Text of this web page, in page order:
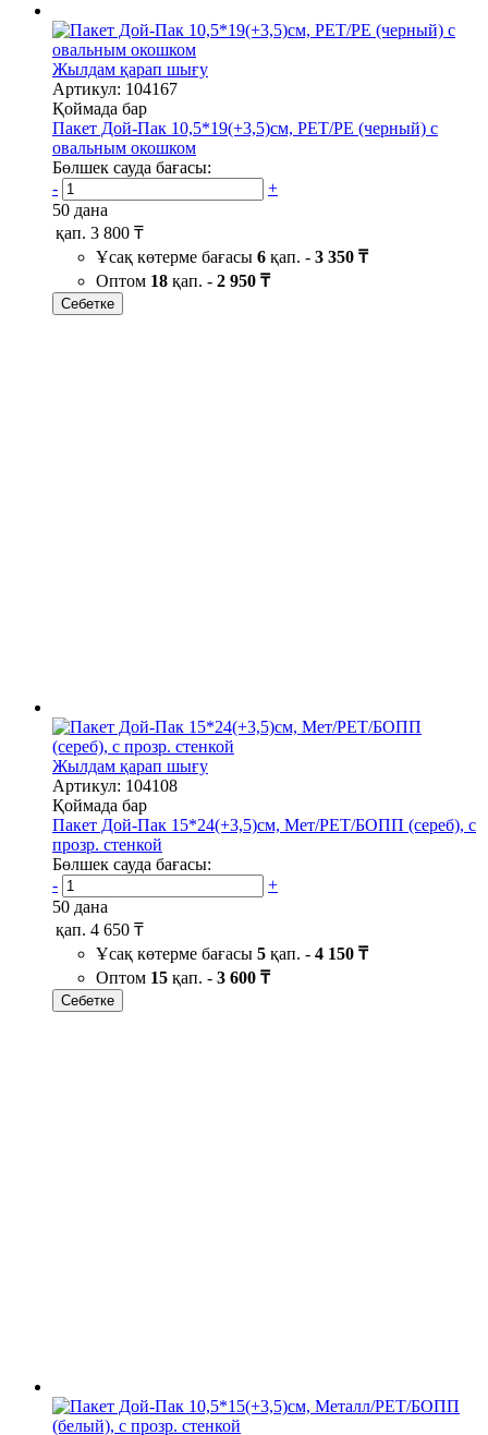
Жылдам қарап шығу
Артикул: 104167
Қоймада бар
Пакет Дой-Пак 10,5*19(+3,5)см, PET/PE (черный) с
овальным окошком
Бөлшек сауда бағасы:
-
+
50 дана
қап. 3 800 ₸
Ұсақ көтерме бағасы 6 қап. - 3 350 ₸
Оптом 18 қап. - 2 950 ₸
Себетке
Жылдам қарап шығу
Артикул: 104108
Қоймада бар
Пакет Дой-Пак 15*24(+3,5)см, Мет/PET/БОПП (сереб), с
прозр. стенкой
Бөлшек сауда бағасы:
-
+
50 дана
қап. 4 650 ₸
Ұсақ көтерме бағасы 5 қап. - 4 150 ₸
Оптом 15 қап. - 3 600 ₸
Себетке